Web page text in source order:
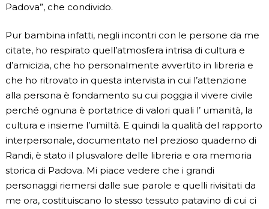
Padova”, che condivido.
Pur bambina infatti, negli incontri con le persone da me
citate, ho respirato quell’atmosfera intrisa di cultura e
d’amicizia, che ho personalmente avvertito in libreria e
che ho ritrovato in questa intervista in cui l’attenzione
alla persona è fondamento su cui poggia il vivere civile
perché ognuna è portatrice di valori quali l’ umanità, la
cultura e insieme l’umiltà. E quindi la qualità del rapporto
interpersonale, documentato nel prezioso quaderno di
Randi, è stato il plusvalore delle libreria e ora memoria
storica di Padova. Mi piace vedere che i grandi
personaggi riemersi dalle sue parole e quelli rivisitati da
me ora, costituiscano lo stesso tessuto patavino di cui ci